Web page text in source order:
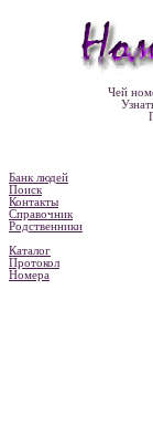
Чей
Банк людей
Поиск
Контакты
Справочник
Родственники
Каталог
Протокол
Номера